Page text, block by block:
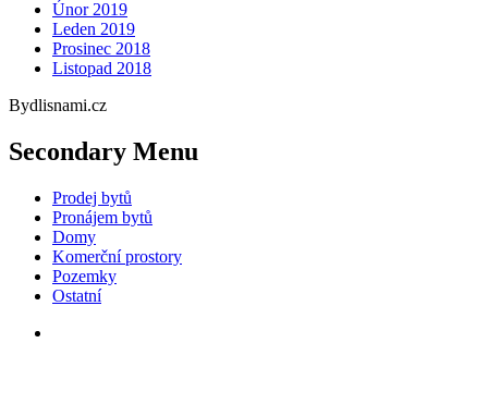
Únor 2019
Leden 2019
Prosinec 2018
Listopad 2018
Bydlisnami.cz
Secondary Menu
Prodej bytů
Pronájem bytů
Domy
Komerční prostory
Pozemky
Ostatní